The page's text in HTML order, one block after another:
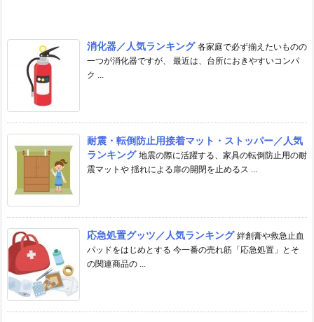
消化器／人気ランキング 各家庭で必ず揃えたいものの
一つが消化器ですが、 最近は、台所におきやすいコンパ
ク ...
耐震・転倒防止用接着マット・ストッパー／人気
ランキング 地震の際に活躍する、家具の転倒防止用の耐
震マットや 揺れによる扉の開閉を止めるス ...
応急処置グッツ／人気ランキング 絆創膏や救急止血
パッドをはじめとする 今一番の売れ筋「応急処置」とそ
の関連商品の ...